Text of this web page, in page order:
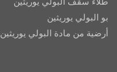
بو البولي يوريثين
أرضية من مادة البولي يوريثين